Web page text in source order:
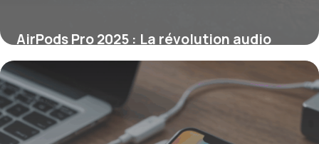
AirPods Pro 2025 : La révolution audio
signée Apple avec le processeur H3
15 septembre 2025